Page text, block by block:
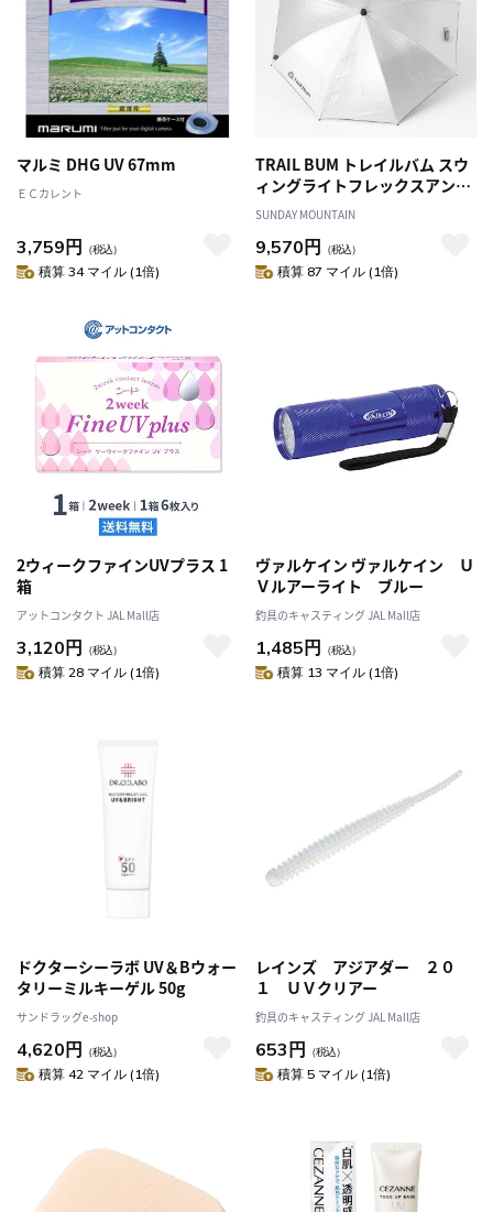
マルミ DHG UV 67mm
ＥＣカレント
3,759円 （税込）
積算 34 マイル (1倍)
TRAIL BUM トレイルバム スウ
ィングライトフレックスアンブ
レラUV
SUNDAY MOUNTAIN
9,570円 （税込）
積算 87 マイル (1倍)
2ウィークファインUVプラス 1
箱
アットコンタクト JAL Mall店
3,120円 （税込）
積算 28 マイル (1倍)
ヴァルケイン ヴァルケイン Ｕ
Ｖルアーライト ブルー
釣具のキャスティング JAL Mall店
1,485円 （税込）
積算 13 マイル (1倍)
ドクターシーラボ UV＆Bウォー
タリーミルキーゲル 50g
サンドラッグe-shop
4,620円 （税込）
積算 42 マイル (1倍)
レインズ アジアダー ２０
１ ＵＶクリアー
釣具のキャスティング JAL Mall店
653円 （税込）
積算 5 マイル (1倍)